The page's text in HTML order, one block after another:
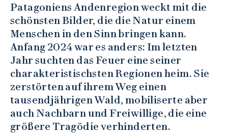
Patagoniens Andenregion weckt mit die
schönsten Bilder, die die Natur einem
Menschen in den Sinn bringen kann.
Anfang 2024 war es anders: Im letzten
Jahr suchten das Feuer eine seiner
charakteristischsten Regionen heim. Sie
zerstörten auf ihrem Weg einen
tausendjährigen Wald, mobiliserte aber
auch Nachbarn und Freiwillige, die eine
größere Tragödie verhinderten.